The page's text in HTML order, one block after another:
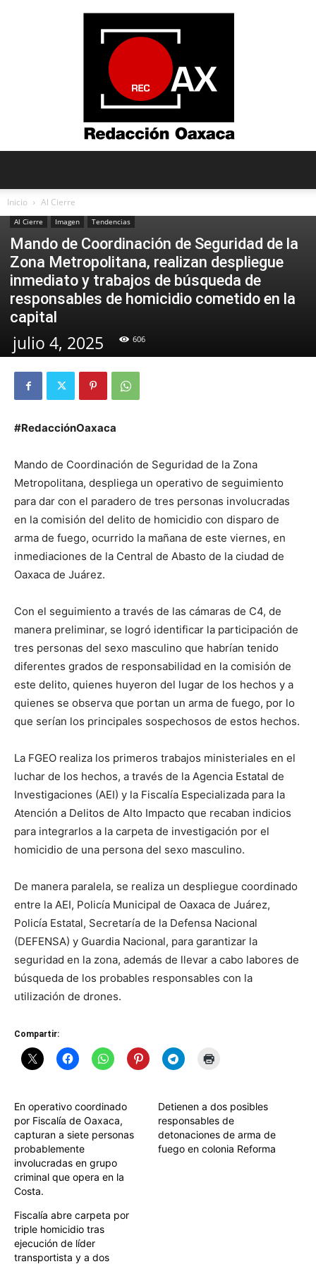
Oaxaca
Inicio Al Cierre
Al Cierre Imagen Tendencias
Mando de Coordinación de Seguridad de la
Zona Metropolitana, realizan despliegue
inmediato y trabajos de búsqueda de
responsables de homicidio cometido en la
capital
julio 4, 2025 606
#RedacciónOaxaca
Mando de Coordinación de Seguridad de la Zona
Metropolitana, despliega un operativo de seguimiento
para dar con el paradero de tres personas involucradas
en la comisión del delito de homicidio con disparo de
arma de fuego, ocurrido la mañana de este viernes, en
inmediaciones de la Central de Abasto de la ciudad de
Oaxaca de Juárez.
Con el seguimiento a través de las cámaras de C4, de
manera preliminar, se logró identificar la participación de
tres personas del sexo masculino que habrían tenido
diferentes grados de responsabilidad en la comisión de
este delito, quienes huyeron del lugar de los hechos y a
quienes se observa que portan un arma de fuego, por lo
que serían los principales sospechosos de estos hechos.
La FGEO realiza los primeros trabajos ministeriales en el
luchar de los hechos, a través de la Agencia Estatal de
Investigaciones (AEI) y la Fiscalía Especializada para la
Atención a Delitos de Alto Impacto que recaban indicios
para integrarlos a la carpeta de investigación por el
homicidio de una persona del sexo masculino.
De manera paralela, se realiza un despliegue coordinado
entre la AEI, Policía Municipal de Oaxaca de Juárez,
Policía Estatal, Secretaría de la Defensa Nacional
(DEFENSA) y Guardia Nacional, para garantizar la
seguridad en la zona, además de llevar a cabo labores de
búsqueda de los probables responsables con la
utilización de drones.
Compartir:
En operativo coordinado
por Fiscalía de Oaxaca,
capturan a siete personas
probablemente
involucradas en grupo
criminal que opera en la
Costa.
Detienen a dos posibles
responsables de
detonaciones de arma de
fuego en colonia Reforma
Fiscalía abre carpeta por
triple homicidio tras
ejecución de líder
transportista y a dos